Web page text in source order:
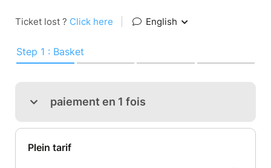
Ticket lost ? Click here English
Step 1 : Basket
paiement en 1 fois
Plein tarif